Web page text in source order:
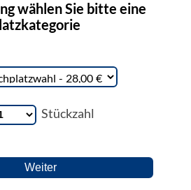
wählen Sie bitte eine
Stückzahl